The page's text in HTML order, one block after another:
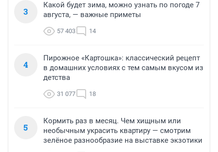
3
Какой будет зима, можно узнать по погоде 7
августа, — важные приметы
57 403 14
4
Пирожное «Картошка»: классический рецепт
в домашних условиях с тем самым вкусом из
детства
31 077 18
5
Кормить раз в месяц. Чем хищным или
необычным украсить квартиру — смотрим
зелёное разнообразие на выставке экзотики